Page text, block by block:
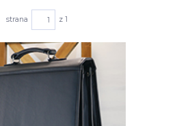
strana z 1